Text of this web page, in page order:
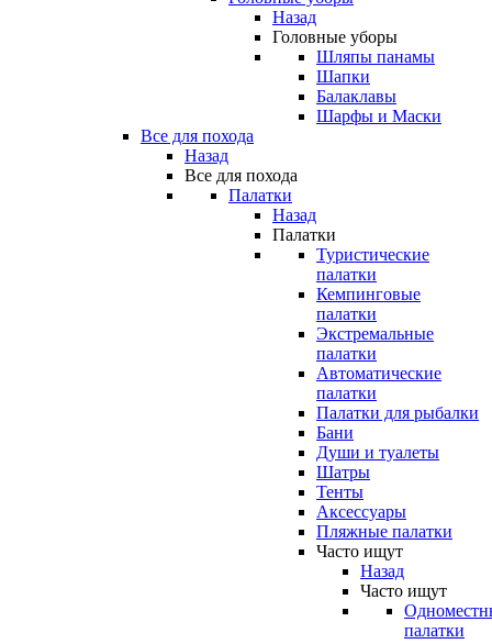
Назад
Головные уборы
Шляпы панамы
Шапки
Балаклавы
Шарфы и Маски
Все для похода
Назад
Все для похода
Палатки
Назад
Палатки
Туристические
палатки
Кемпинговые
палатки
Экстремальные
палатки
Автоматические
палатки
Палатки для рыбалки
Бани
Души и туалеты
Шатры
Тенты
Аксессуары
Пляжные палатки
Часто ищут
Назад
Часто ищут
палатки